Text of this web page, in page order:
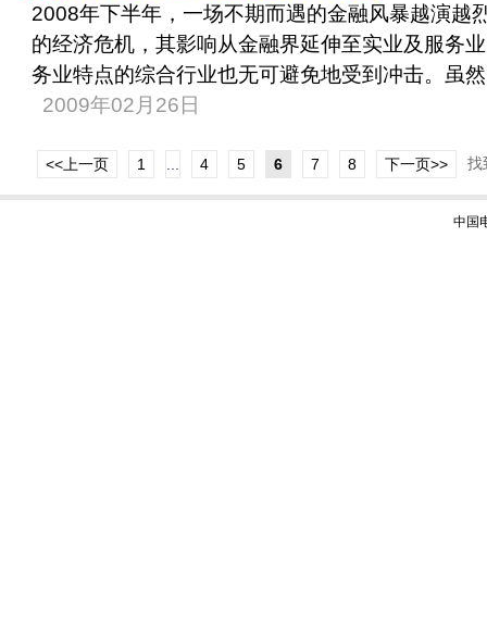
2008年下半年，一场不期而遇的金融风暴越演越
的经济危机，其影响从金融界延伸至实业及服务
务业特点的综合行业也无可避免地受到冲击。虽
2009年02月26日
<<上一页 1 4 5 6 7 8 下一页>> 找
中国